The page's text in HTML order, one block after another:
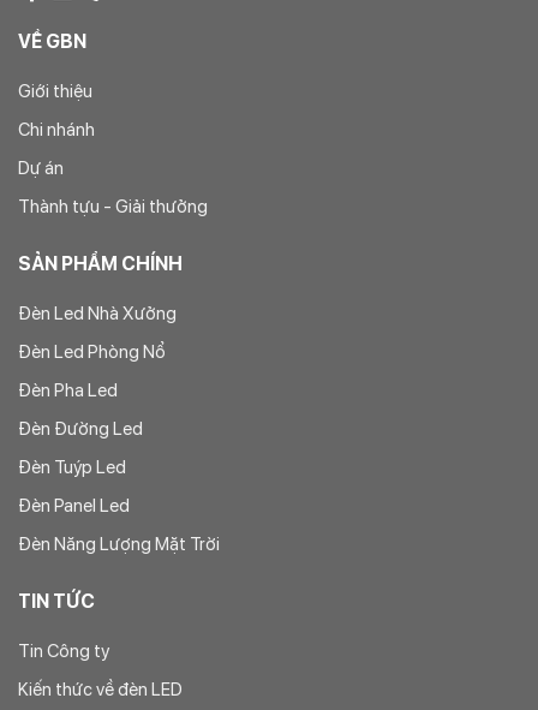
VỀ GBN
Giới thiệu
Chi nhánh
Dự án
Thành tựu - Giải thưởng
SẢN PHẨM CHÍNH
Đèn Led Nhà Xưởng
Đèn Led Phòng Nổ
Đèn Pha Led
Đèn Đường Led
Đèn Tuýp Led
Đèn Panel Led
Đèn Năng Lượng Mặt Trời
TIN TỨC
Tin Công ty
Kiến thức về đèn LED